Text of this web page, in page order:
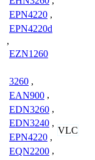
EPN4220 ,
EPN4220d
,
EZN1260
3260 ,
EAN900 ,
EDN3260 ,
EDN3240 ,
EPN4220 ,
EQN2200 ,
VLC